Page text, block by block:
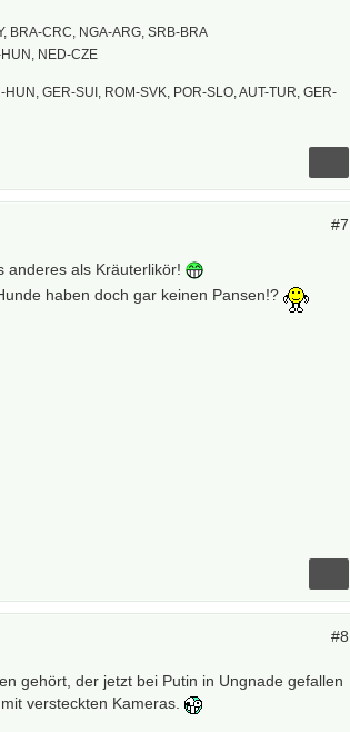
BRA-CRC, NGA-ARG, SRB-BRA
NED-CZE
GER-SUI, ROM-SVK, POR-SLO, AUT-TUR, GER-
#7
anderes als Kräuterlikör!
haben doch gar keinen Pansen!?
#8
gehört, der jetzt bei Putin in Ungnade gefallen
versteckten Kameras.